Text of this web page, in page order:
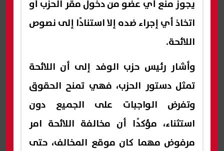
يجوز منع أي عضو من دخول مقر الحزب أو
اتخاذ أي إجراء ضده إلا استنادًا إلى نصوص
اللائحة.
وأشار رئيس حزب الوفد إلى أن اللائحة
تمثل دستور الحزب، فهي تمنح الحقوق
وتفرض الواجبات على الجميع دون
استثناء، مؤكدًا أن مخالفة اللائحة امر
مرفوض مهما كان موقع المخالف، حتى